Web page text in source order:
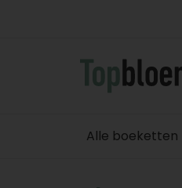
Alle boeketten